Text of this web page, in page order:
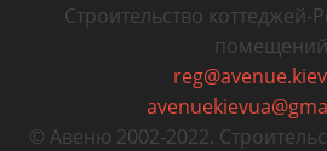
Строительство коттеджей-
помещений
© Авеню 2002-2022.